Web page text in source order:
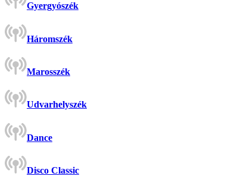
Gyergyószék
Háromszék
Marosszék
Udvarhelyszék
Dance
Disco Classic